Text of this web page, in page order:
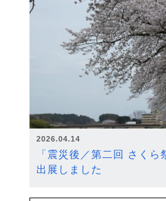
2026.04.14
「震災後／第二回 さくら
出展しました